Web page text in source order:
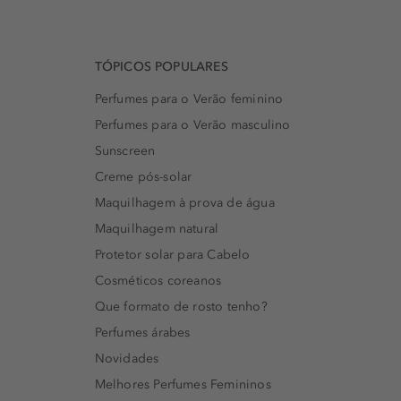
TÓPICOS POPULARES
Perfumes para o Verão feminino
Perfumes para o Verão masculino
Sunscreen
Creme pós-solar
Maquilhagem à prova de água
Maquilhagem natural
Protetor solar para Cabelo
Cosméticos coreanos
Que formato de rosto tenho?
Perfumes árabes
Novidades
Melhores Perfumes Femininos